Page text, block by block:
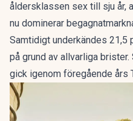
åldersklassen sex till sju år,
nu dominerar
Samtidigt underkändes 21,5
på grund av allvarliga
gick igenom föregående års